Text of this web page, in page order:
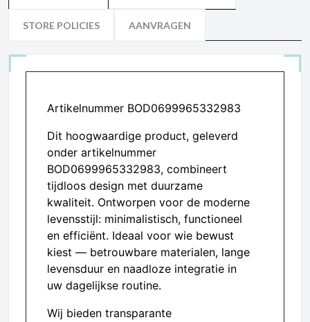
STORE POLICIES AANVRAGEN
Artikelnummer BOD0699965332983
Dit hoogwaardige product, geleverd
onder artikelnummer
BOD0699965332983, combineert
tijdloos design met duurzame
kwaliteit. Ontworpen voor de moderne
levensstijl: minimalistisch, functioneel
en efficiënt. Ideaal voor wie bewust
kiest — betrouwbare materialen, lange
levensduur en naadloze integratie in
uw dagelijkse routine.
Wij bieden transparante